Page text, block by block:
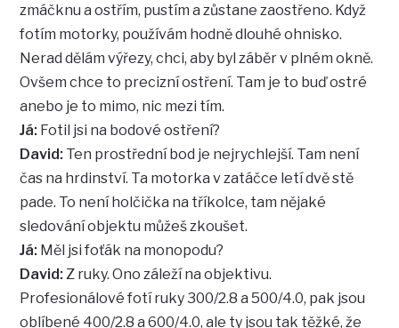
zmáčknu a ostřím, pustím a zůstane zaostřeno. Když
fotím motorky, používám hodně dlouhé ohnisko.
Nerad dělám výřezy, chci, aby byl záběr v plném okně.
Ovšem chce to precizní ostření. Tam je to buď ostré
anebo je to mimo, nic mezi tím.
Já: Fotil jsi na bodové ostření?
David: Ten prostřední bod je nejrychlejší. Tam není
čas na hrdinství. Ta motorka v zatáčce letí dvě stě
pade. To není holčička na tříkolce, tam nějaké
sledování objektu můžeš zkoušet.
Já: Měl jsi foťák na monopodu?
David: Z ruky. Ono záleží na objektivu.
Profesionálové fotí ruky 300/2.8 a 500/4.0, pak jsou
oblíbené 400/2.8 a 600/4.0, ale ty jsou tak těžké, že